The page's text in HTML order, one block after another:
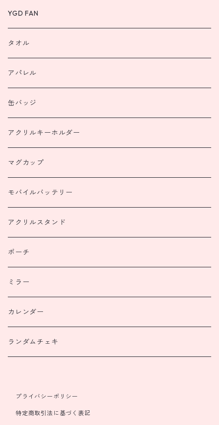
YGD FAN
タオル
アパレル
缶バッジ
アクリルキーホルダー
マグカップ
モバイルバッテリー
アクリルスタンド
ポーチ
ミラー
カレンダー
ランダムチェキ
プライバシーポリシー
特定商取引法に基づく表記